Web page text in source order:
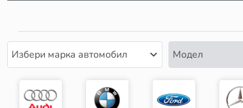
Избери марка автомобил Модел